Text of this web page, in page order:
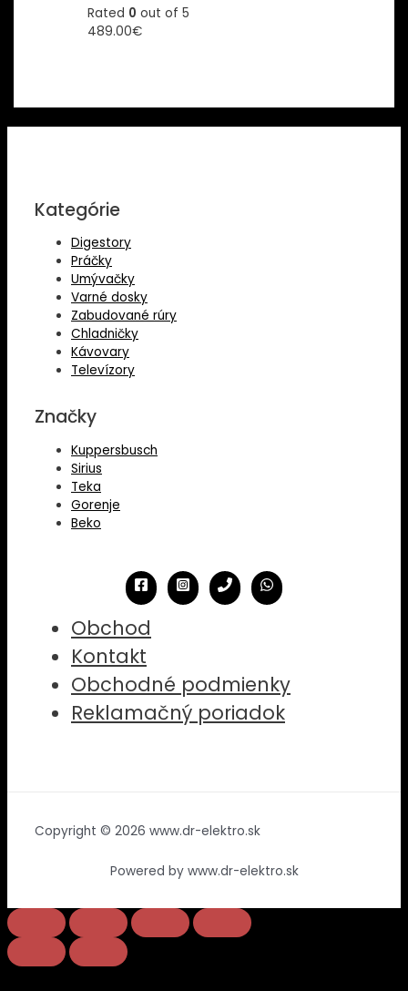
Rated 0 out of 5
489.00€
Kategórie
Digestory
Práčky
Umývačky
Varné dosky
Zabudované rúry
Chladničky
Kávovary
Televízory
Značky
Kuppersbusch
Sirius
Teka
Gorenje
Beko
Obchod
Kontakt
Obchodné podmienky
Reklamačný poriadok
Copyright © 2026 www.dr-elektro.sk
Powered by www.dr-elektro.sk